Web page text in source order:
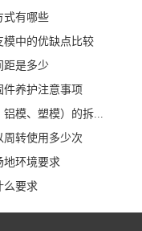
式有哪些
模中的优缺点比较
距是多少
件养护注意事项
模、塑模）的拆...
转使用多少次
地环境要求
么要求